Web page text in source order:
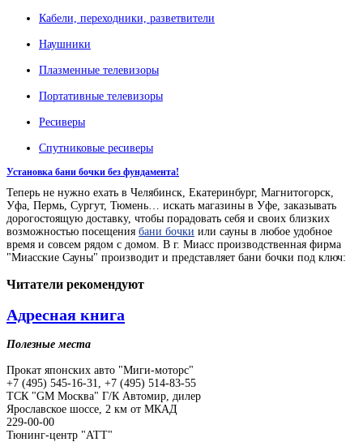
Кабели, переходники, разветвители
Наушники
Плазменные телевизоры
Портативные телевизоры
Ресиверы
Спутниковые ресиверы
Установка бани бочки без фундамента!
Теперь не нужно ехать в Челябинск, Екатеринбург, Магнитогорск,
Уфа, Пермь, Сургут, Тюмень… искать магазины в Уфе, заказывать
дорогостоящую доставку, чтобы порадовать себя и своих близких
возможностью посещения бани бочки или сауны в любое удобное
время и совсем рядом с домом. В г. Миасс производственная фирма
"Миасские Сауны" производит и представляет бани бочки под ключ:
Читатели рекомендуют
Адресная книга
Полезные места
Прокат японских авто "Миги-моторс"
+7 (495) 545-16-31, +7 (495) 514-83-55
ТСК "GM Москва" Г/К Автомир, дилер
Ярославское шоссе, 2 км от МКАД
229-00-00
Тюнинг-центр "АТТ"